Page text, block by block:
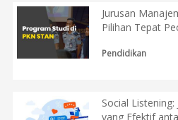
Jurusan
Pilihan Tepat
Pendidikan
Social
yang Efektif